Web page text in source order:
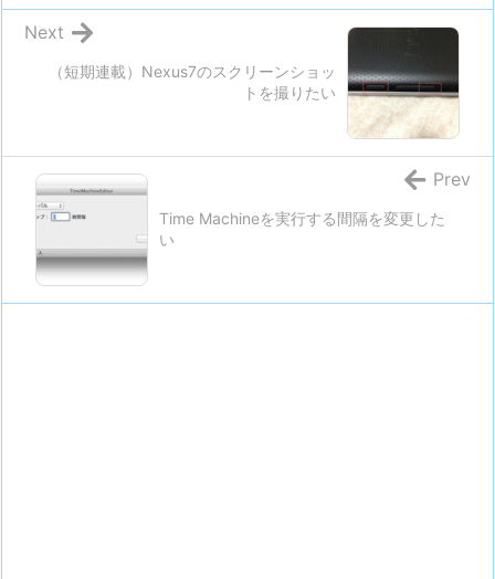
（短期連載）Nexus7のスクリーンショッ
トを撮りたい
Next
Time Machineを実行する間隔を変更した
い
Prev